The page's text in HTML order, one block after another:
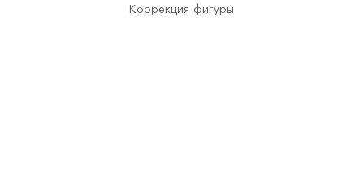
Коррекция фигуры